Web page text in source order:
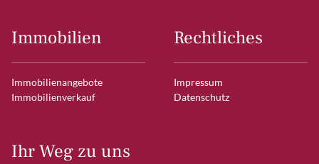
Immobilien
Immobilienangebote
Immobilienverkauf
Rechtliches
Impressum
Datenschutz
Ihr Weg zu uns